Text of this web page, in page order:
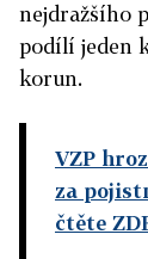
nejdražšího
podílí jeden
korun.
VZP
za
čtěte